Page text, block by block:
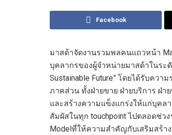
Facebook
มาสด้าจัดงานรวมพลคนแถวหน้า
บุคลากรของผู้จำหน่ายมาสด้าในระ
Sustainable Future” โดยได้รับความ
ภาคส่วน ทั้งฝ่ายขาย ฝ่ายบริการ ฝ่า
และสร้างความแข็งแกร่งให้แก่บุคล
สัมผัสในทุก touchpoint ไปตลอดช่วง
Modelที่ให้ความสำคัญกับเสริมสร้า